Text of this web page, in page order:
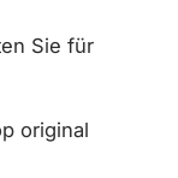
Sie für
original